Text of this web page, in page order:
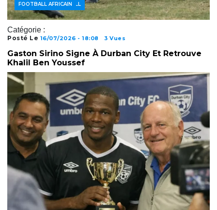
Catégorie :
ACTUALITÉS FOOTBALL
FOOTBALL AFRICAIN
Posté Le 16/07/2026 - 18:08 3 Vues
Gaston Sirino Signe À Durban City Et Retrouve
Khalil Ben Youssef